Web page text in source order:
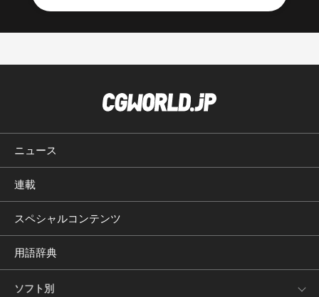
ニュース
連載
スペシャルコンテンツ
用語辞典
ソフト別